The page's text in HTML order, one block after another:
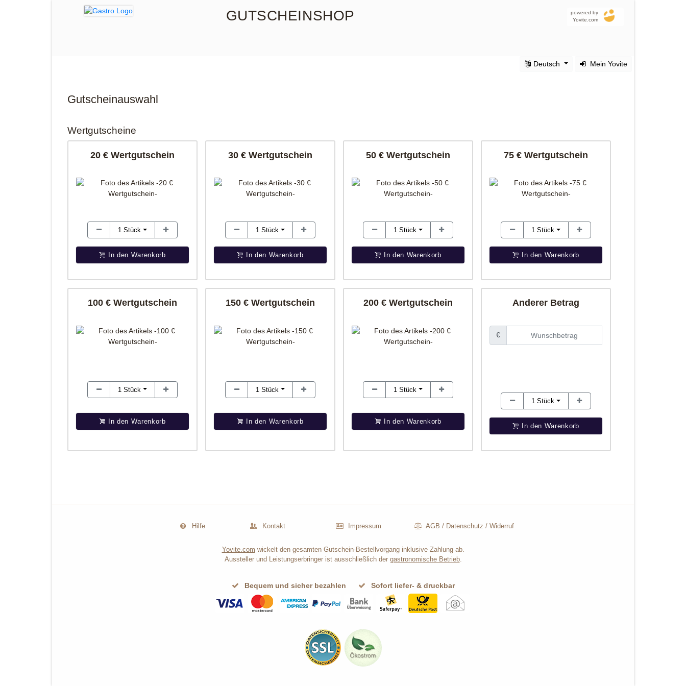
GUTSCHEINSHOP
powered by
Yovite.com
Mein Yovite
Deutsch
Gutscheinauswahl
Wertgutscheine
20 € Wertgutschein
1Stück
In den Warenkorb
30 € Wertgutschein
1Stück
In den Warenkorb
50 € Wertgutschein
1Stück
In den Warenkorb
75 € Wertgutschein
1Stück
In den Warenkorb
100 € Wertgutschein
1Stück
In den Warenkorb
150 € Wertgutschein
1Stück
In den Warenkorb
200 € Wertgutschein
1Stück
In den Warenkorb
Anderer Betrag
€
1Stück
In den Warenkorb
Hilfe Kontakt Impressum AGB / Datenschutz /Widerruf
Yovite.com wickelt den gesamten Gutschein-Bestellvorgang inklusive Zahlung ab.
Aussteller und Leistungserbringer ist ausschließlich der gastronomische Betrieb.
Bequem und sicher bezahlen Sofort liefer- & druckbar